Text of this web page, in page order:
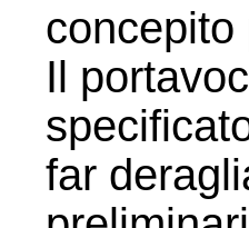
concepito
Il
far